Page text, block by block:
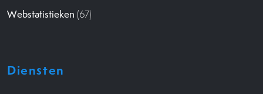
Webstatistieken (67)
Diensten